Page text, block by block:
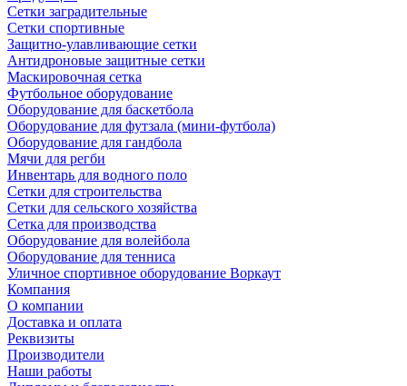
Сетки заградительные
Сетки спортивные
Защитно-улавливающие сетки
Антидроновые защитные сетки
Маскировочная сетка
Футбольное оборудование
Оборудование для баскетбола
Оборудование для футзала (мини-футбола)
Оборудование для гандбола
Мячи для регби
Инвентарь для водного поло
Сетки для строительства
Сетки для сельского хозяйства
Сетка для производства
Оборудование для волейбола
Оборудование для тенниса
Уличное спортивное оборудование Воркаут
Компания
О компании
Доставка и оплата
Реквизиты
Производители
Наши работы